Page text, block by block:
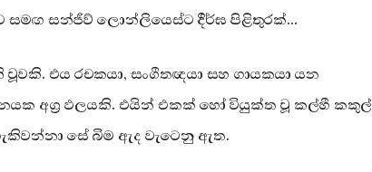
සමඟ සන්ජීව් ලොන්ලියෙස්ට දීර්ඝ පිළිතුරක්…
එය රචකයා, සංගීතඥයා සහ ගායකයා යන
අග්‍ර ඵලයකි. එයින් එකක් හෝ වියුක්ත වූ කල්හී කකුල්
සේ බිම ඇද වැටෙනු ඇත.